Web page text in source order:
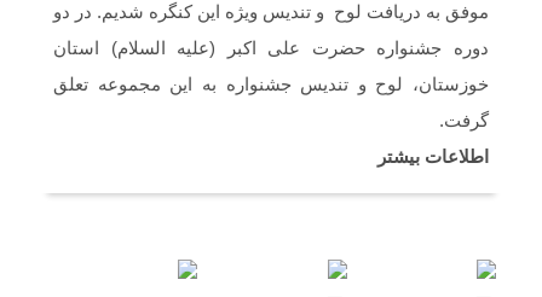
موفق به دریافت لوح و تندیس ویژه این کنگره شدیم. در دو
دوره جشنواره حضرت علی اکبر (علیه السلام) استان
خوزستان، لوح و تندیس جشنواره به این مجموعه تعلق
گرفت.
اطلاعات بیشتر